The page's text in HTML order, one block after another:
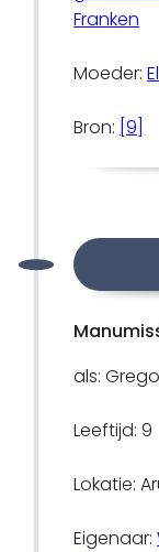
Franken
Moeder:
Bron: [9]
als:
Leeftijd: 9
Lokatie:
Eigenaar: